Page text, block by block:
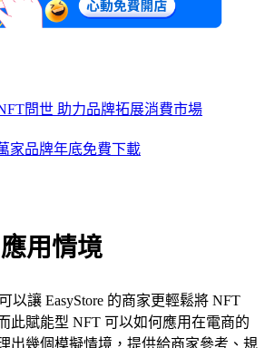
問世 助力品牌拓展消費市場
品牌年底免費下載
用情境
以讓 EasyStore 的商家更輕鬆將 NFT
此賦能型 NFT 可以如何應用在電商的
出幾個模擬情境，提供給商家參考、規